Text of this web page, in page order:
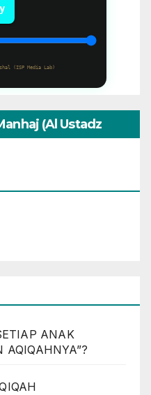
(ISP Media Lab)
(Al Ustadz
ANAK
AQIQAHNYA”?